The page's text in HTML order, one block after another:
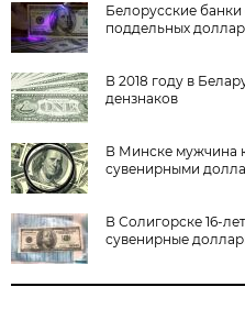
Белорусские
поддельных
В 2018 году в
дензнаков
В Минске мужчина
сувенирными
В Солигорске 16-
сувенирные